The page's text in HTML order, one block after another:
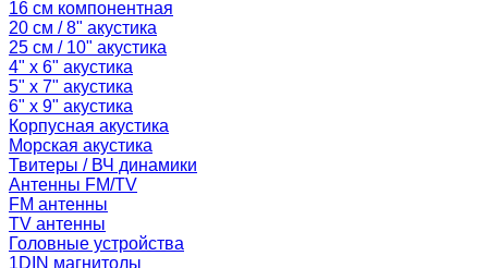
16 см компонентная
20 см / 8" акустика
25 см / 10" акустика
4" x 6" акустика
5" x 7" акустика
6" x 9" акустика
Корпусная акустика
Морская акустика
Твитеры / ВЧ динамики
Антенны FM/TV
FM антенны
TV антенны
Головные устройства
1DIN магнитолы